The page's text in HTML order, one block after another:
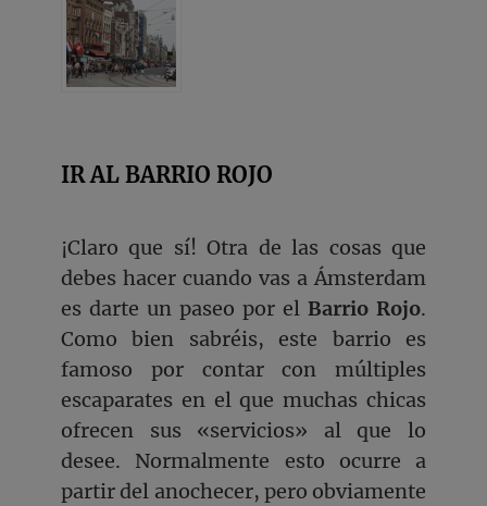
IR AL BARRIO ROJO
¡Claro que sí! Otra de las cosas que
debes hacer cuando vas a Ámsterdam
es darte un paseo por el Barrio Rojo.
Como bien sabréis, este barrio es
famoso por contar con múltiples
escaparates en el que muchas chicas
ofrecen sus «servicios» al que lo
desee. Normalmente esto ocurre a
partir del anochecer, pero obviamente